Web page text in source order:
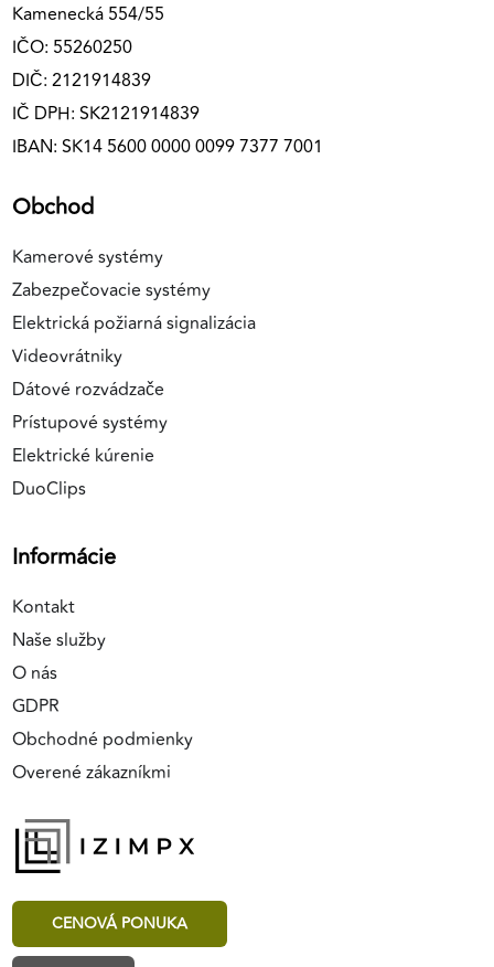
Kamenecká 554/55
IČO: 55260250
DIČ: 2121914839
IČ DPH: SK2121914839
IBAN: SK14 5600 0000 0099 7377 7001
Obchod
Kamerové systémy
Zabezpečovacie systémy
Elektrická požiarná signalizácia
Videovrátniky
Dátové rozvádzače
Prístupové systémy
Elektrické kúrenie
DuoClips
Informácie
Kontakt
Naše služby
O nás
GDPR
Obchodné podmienky
Overené zákazníkmi
CENOVÁ PONUKA